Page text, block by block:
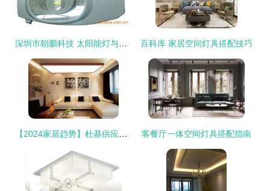
百科库 家居空间灯具搭配技巧
客餐厅一体空间灯具搭配指南